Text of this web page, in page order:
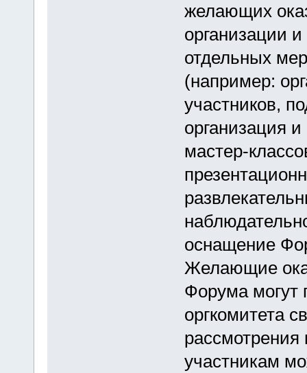
желающих
организации
отдельных
(например:
участников,
организация
мастер-
оснащение
Желающие
Форума могут
оргкомитета
участникам